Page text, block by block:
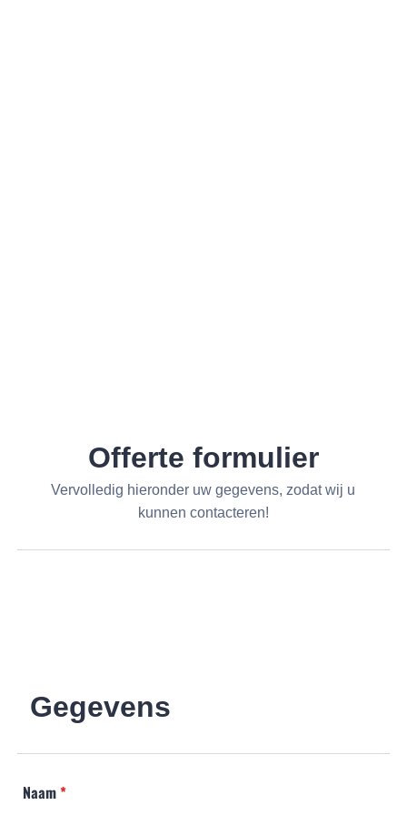
Offerte formulier
Vervolledig hieronder uw gegevens, zodat wij u
kunnen contacteren!
Gegevens
Naam*